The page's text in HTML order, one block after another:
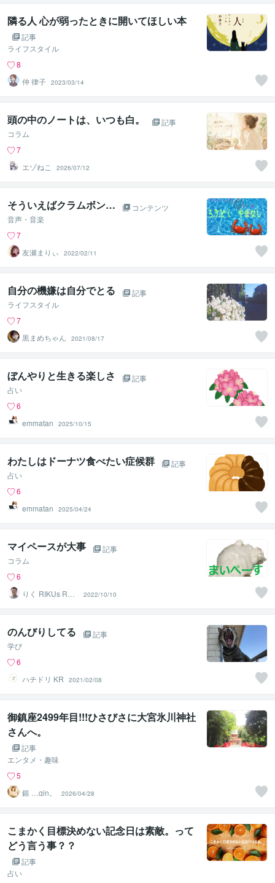
隣る人 心が弱ったときに開いてほしい本
記事
ライフスタイル
8
仲 律子 2023/03/14
頭の中のノートは、いつも白。
記事
コラム
7
エゾねこ
2026/07/12
そういえばクラムボン…
コンテンツ
音声・音楽
7
友瀬まりぃ
2022/02/11
自分の機嫌は自分でとる
記事
ライフスタイル
7
黒まめちゃん
2021/08/17
ぼんやりと生きる楽しさ
記事
占い
6
emmatan
2025/10/15
わたしはドーナツ食べたい症候群
記事
占い
6
emmatan
2025/04/24
マイペースが大事
記事
コラム
6
りく RIKUs ROO
M
2022/10/10
のんびりしてる
記事
学び
6
ハチドリ KR
2021/02/08
御鎮座2499年目!!!ひさびさに大宮氷川神社
さんへ。
記事
エンタメ・趣味
5
銀 …gin。
2026/04/28
こまかく目標決めない記念日は素敵。って
どう言う事？？
記事
占い